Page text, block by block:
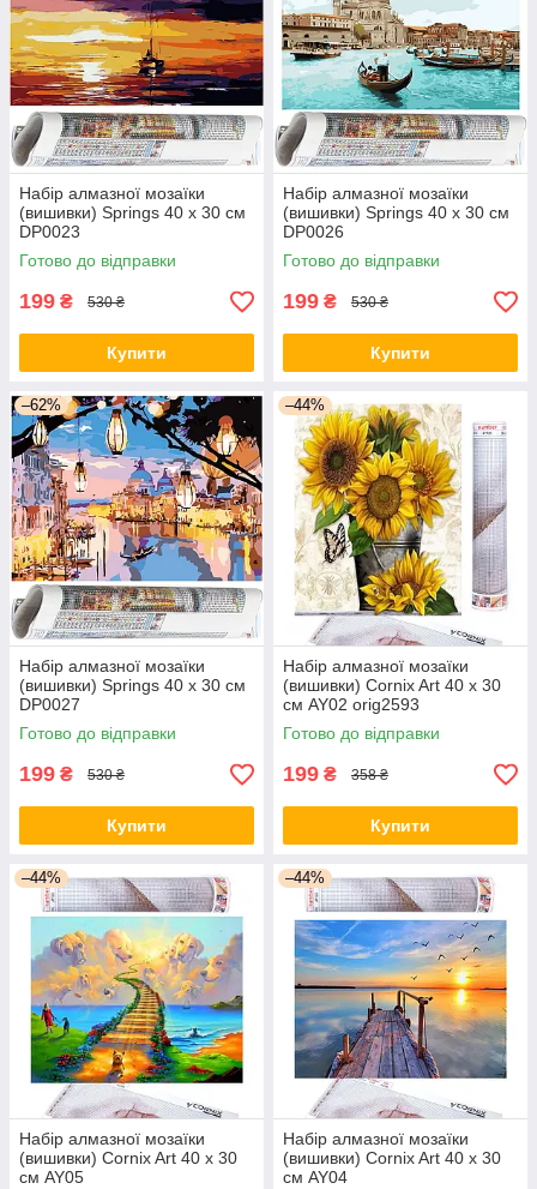
Набір алмазної мозаїки
(вишивки) Springs 40 x 30 см
DP0023
Готово до відправки
199 ₴ 530 ₴
Купити
Набір алмазної мозаїки
(вишивки) Springs 40 x 30 см
DP0026
Готово до відправки
199 ₴ 530 ₴
Купити
–62%
Набір алмазної мозаїки
(вишивки) Springs 40 x 30 см
DP0027
Готово до відправки
199 ₴ 530 ₴
Купити
–44%
Набір алмазної мозаїки
(вишивки) Cornix Art 40 x 30
см AY02 orig2593
Готово до відправки
199 ₴ 358 ₴
Купити
–44%
Набір алмазної мозаїки
(вишивки) Cornix Art 40 x 30
см AY05
–44%
Набір алмазної мозаїки
(вишивки) Cornix Art 40 x 30
см AY04